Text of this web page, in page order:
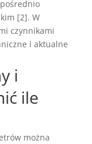
[2]. W
czynnikami
i aktualne
i
ile
można